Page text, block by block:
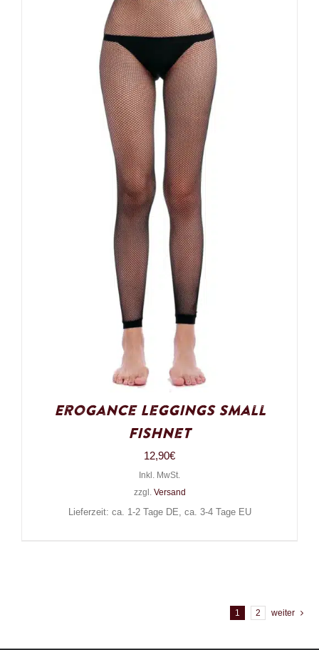
Erogance Leggings Small
Fishnet
12,90€
Inkl. MwSt.
zzgl. Versand
Lieferzeit: ca. 1-2 Tage DE, ca. 3-4 Tage EU
1 2 weiter